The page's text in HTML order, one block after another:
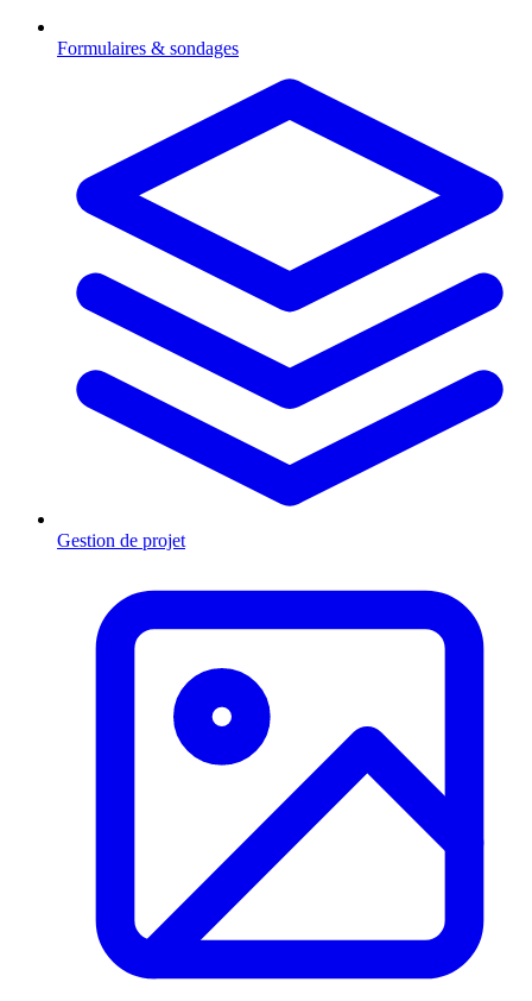
Formulaires & sondages
Gestion de projet